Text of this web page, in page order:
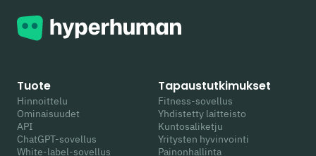
Tuote
Hinnoittelu
Ominaisuudet
API
ChatGPT-sovellus
White-label-sovellus
Tapaustutkimukset
Fitness-sovellus
Yhdistetty laitteisto
Kuntosaliketju
Yritysten hyvinvointi
Painonhallinta